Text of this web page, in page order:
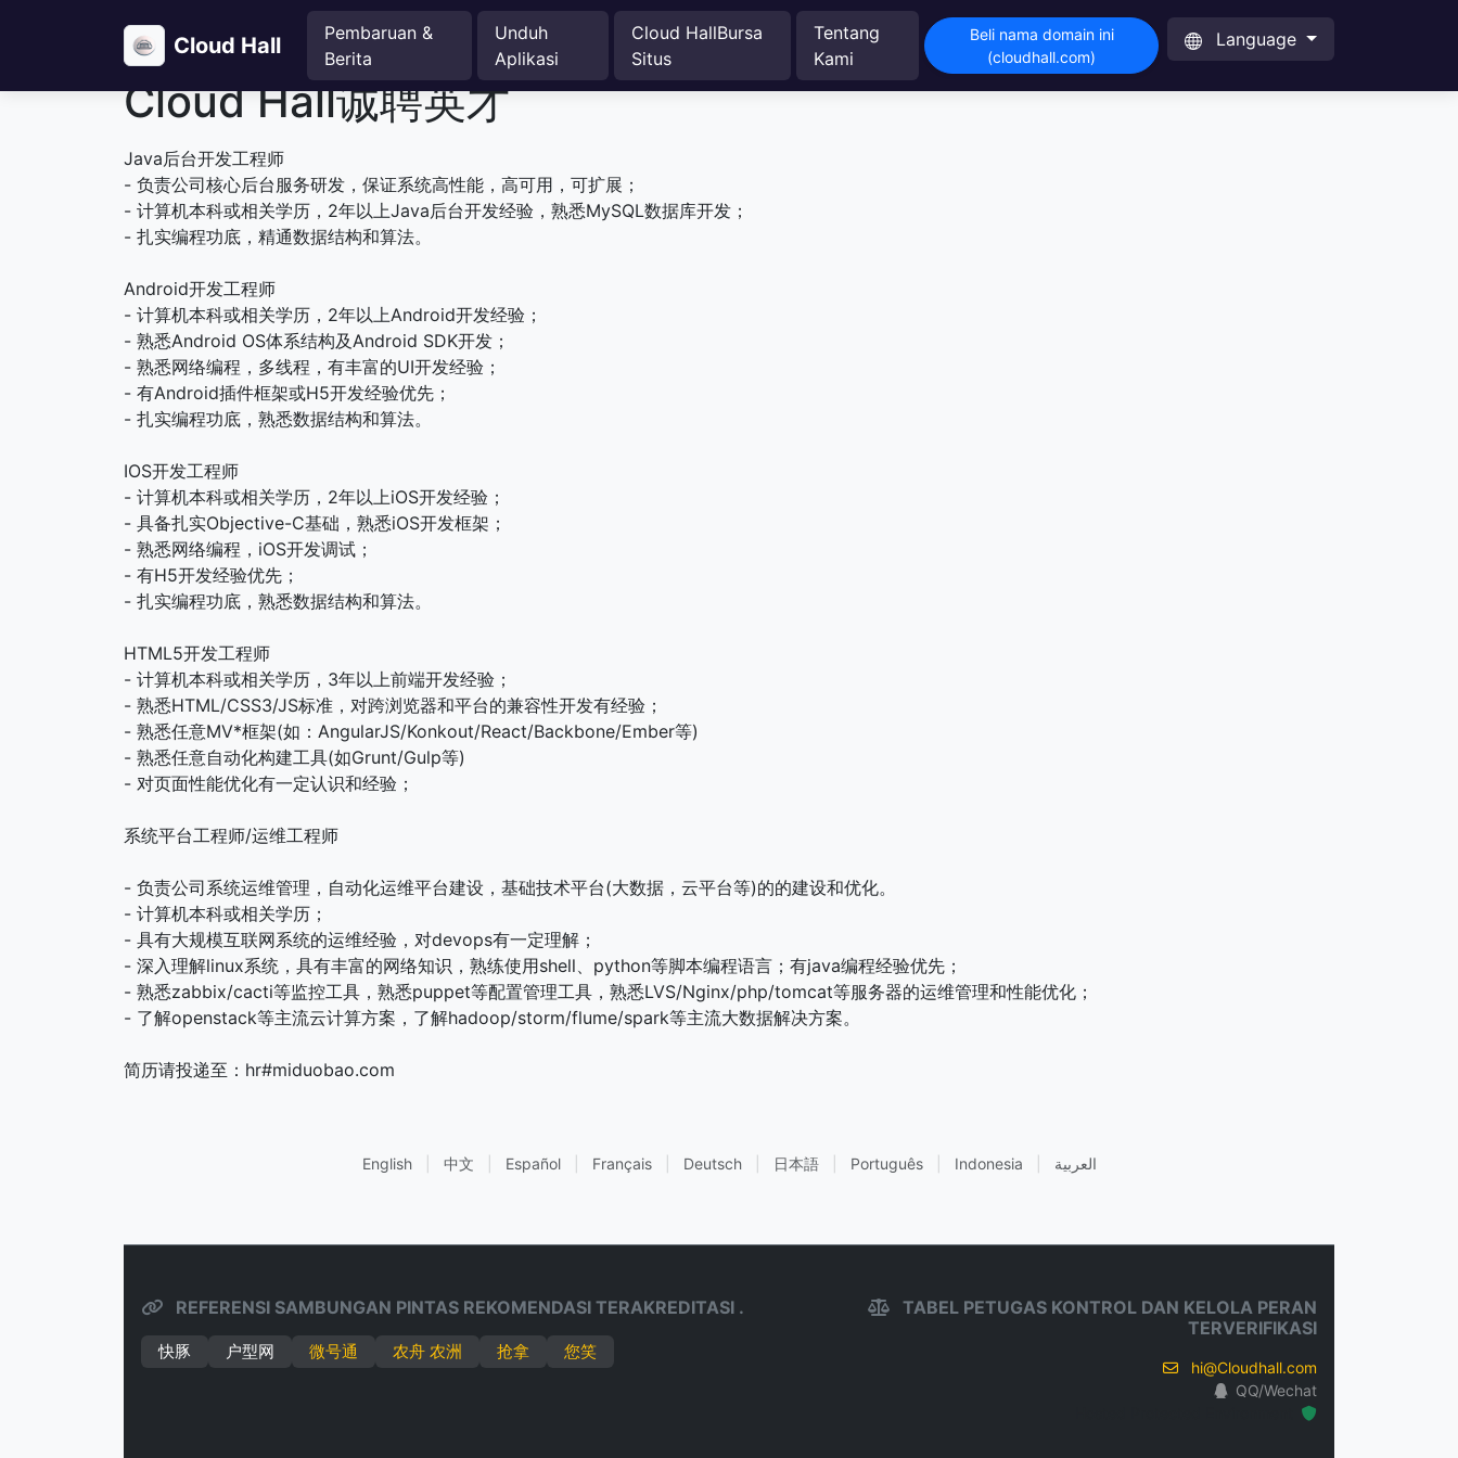
Cloud Hall
Pembaruan &
Berita
Unduh
Aplikasi
Cloud HallBursa
Situs
Tentang
Kami
Beli nama domain ini
(cloudhall.com)
Language
Cloud Hall诚聘英才
Java后台开发工程师
- 负责公司核心后台服务研发，保证系统高性能，高可用，可扩展；
- 计算机本科或相关学历，2年以上Java后台开发经验，熟悉MySQL数据库开发；
- 扎实编程功底，精通数据结构和算法。
Android开发工程师
- 计算机本科或相关学历，2年以上Android开发经验；
- 熟悉Android OS体系结构及Android SDK开发；
- 熟悉网络编程，多线程，有丰富的UI开发经验；
- 有Android插件框架或H5开发经验优先；
- 扎实编程功底，熟悉数据结构和算法。
IOS开发工程师
- 计算机本科或相关学历，2年以上iOS开发经验；
- 具备扎实Objective-C基础，熟悉iOS开发框架；
- 熟悉网络编程，iOS开发调试；
- 有H5开发经验优先；
- 扎实编程功底，熟悉数据结构和算法。
HTML5开发工程师
- 计算机本科或相关学历，3年以上前端开发经验；
- 熟悉HTML/CSS3/JS标准，对跨浏览器和平台的兼容性开发有经验；
- 熟悉任意MV*框架(如：AngularJS/Konkout/React/Backbone/Ember等)
- 熟悉任意自动化构建工具(如Grunt/Gulp等)
- 对页面性能优化有一定认识和经验；
系统平台工程师/运维工程师
- 负责公司系统运维管理，自动化运维平台建设，基础技术平台(大数据，云平台等)的的建设和优化。
- 计算机本科或相关学历；
- 具有大规模互联网系统的运维经验，对devops有一定理解；
- 深入理解linux系统，具有丰富的网络知识，熟练使用shell、python等脚本编程语言；有java编程经验优先；
- 熟悉zabbix/cacti等监控工具，熟悉puppet等配置管理工具，熟悉LVS/Nginx/php/tomcat等服务器的运维管理和性能优化；
- 了解openstack等主流云计算方案，了解hadoop/storm/flume/spark等主流大数据解决方案。
简历请投递至：hr#miduobao.com
English 中文 Español Français Deutsch 日本語 Português Indonesia العربية
REFERENSI SAMBUNGAN PINTAS REKOMENDASI TERAKREDITASI .
快豚 户型网 微号通 农舟 农洲 抢拿 您笑
TABEL PETUGAS KONTROL DAN KELOLA PERAN
TERVERIFIKASI
hi@Cloudhall.com
QQ/Wechat